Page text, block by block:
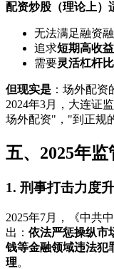
配资炒股（理论上）
无法满足融资
追求短期高收益
需要灵活杠杆
但现实是 ：场外配
2024年3月，大连证
场外配资"，"到正规
五、2025年
1. 刑事打击力度
2025年7月，《中共
出： 依法严惩操纵市
钱等金融领域违法犯
理。